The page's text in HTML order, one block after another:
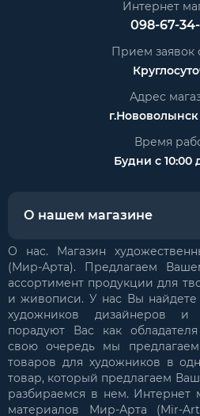
Интернет
098-67-
Прием заявок
Адрес
г.Нововолынск
Время
Будни с 10:00
О нашем магазине
О нас. Магазин
(Мир-Арта). Предлагаем
ассортимент продукции для
и живописи. У нас Вы найдете
художников дизайнеров и
порадуют Вас как
свою очередь мы
товаров для художников в
товар, который предлагаем
разбираемся в нем. Интернет
материалов Мир-Арта (Mir-